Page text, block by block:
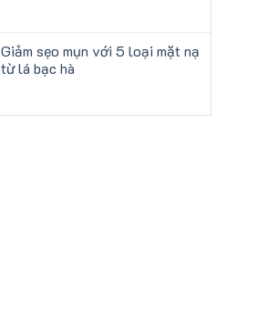
Giảm sẹo mụn với 5 loại mặt nạ
từ lá bạc hà